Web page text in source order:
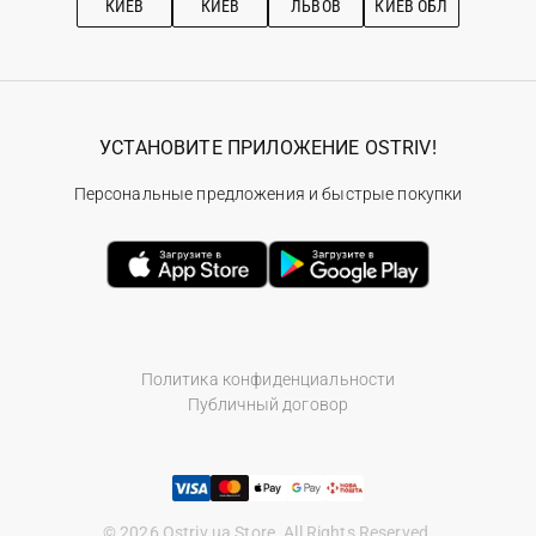
КИЕВ КИЕВ ЛЬВОВ КИЕВ ОБЛ
Политика конфиденциальности
Публичный договор
УСТАНОВИТЕ ПРИЛОЖЕНИЕ OSTRIV!
Персональные предложения и быстрые покупки